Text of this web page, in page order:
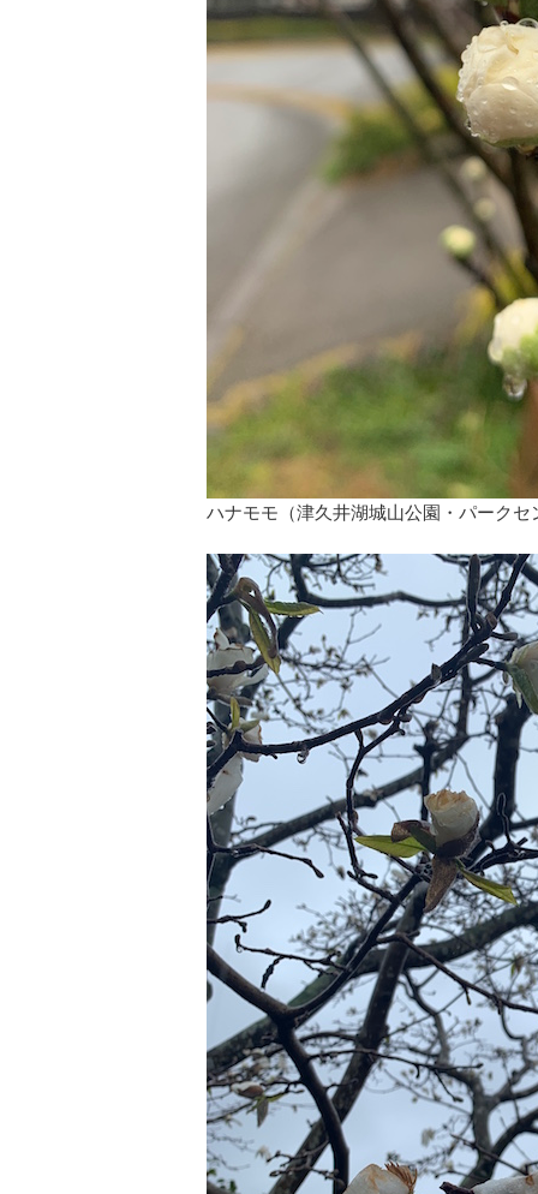
ハナモモ（津久井湖城山公園・パークセ